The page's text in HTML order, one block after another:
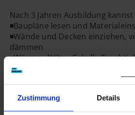
Zustimmung Details
Nach 3 Jahren Ausbildung kannst
◾Baupläne lesen und
◾Wände und Decken einziehen,
dämmen
◾Wärme-, Kälte-, Schall-,
Strahlenschutz berücksichtigen
◾Qualitätsprüfung, z. B. mit
◾und vieles, vieles mehr
Hierher ziehen
lassen
oder